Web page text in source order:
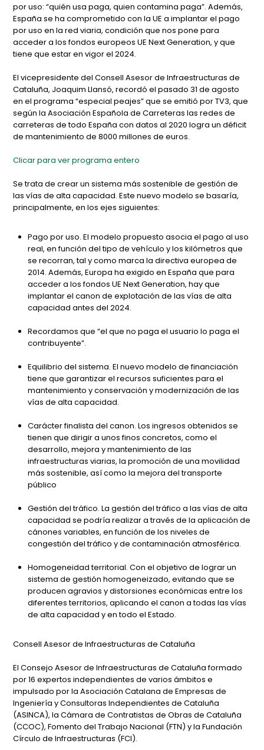
por uso: “quién usa paga, quien contamina paga”. Además,
España se ha comprometido con la UE a implantar el pago
por uso en la red viaria, condición que nos pone para
acceder a los fondos europeos UE Next Generation, y que
tiene que estar en vigor el 2024.
El vicepresidente del Consell Asesor de Infraestructuras de
Cataluña, Joaquim Llansó, recordó el pasado 31 de agosto
en el programa “especial peajes” que se emitió por TV3, que
según la Asociación Española de Carreteras las redes de
carreteras de todo España con datos al 2020 logra un déficit
de mantenimiento de 8000 millones de euros.
Clicar para ver programa entero
Se trata de crear un sistema más sostenible de gestión de
las vías de alta capacidad. Este nuevo modelo se basaría,
principalmente, en los ejes siguientes:
Pago por uso. El modelo propuesto asocia el pago al uso
real, en función del tipo de vehículo y los kilómetros que
se recorran, tal y como marca la directiva europea de
2014. Además, Europa ha exigido en España que para
acceder a los fondos UE Next Generation, hay que
implantar el canon de explotación de las vías de alta
capacidad antes del 2024.
Recordamos que “el que no paga el usuario lo paga el
contribuyente”.
Equilibrio del sistema. El nuevo modelo de financiación
tiene que garantizar el recursos suficientes para el
mantenimiento y conservación y modernización de las
vías de alta capacidad.
Carácter finalista del canon. Los ingresos obtenidos se
tienen que dirigir a unos finos concretos, como el
desarrollo, mejora y mantenimiento de las
infraestructuras viarias, la promoción de una movilidad
más sostenible, así como la mejora del transporte
público
Gestión del tráfico. La gestión del tráfico a las vías de alta
capacidad se podría realizar a través de la aplicación de
cánones variables, en función de los niveles de
congestión del tráfico y de contaminación atmosférica.
Homogeneidad territorial. Con el objetivo de lograr un
sistema de gestión homogeneizado, evitando que se
producen agravios y distorsiones económicas entre los
diferentes territorios, aplicando el canon a todas las vías
de alta capacidad y en todo el Estado.
Consell Asesor de Infraestructuras de Cataluña
El Consejo Asesor de Infraestructuras de Cataluña formado
por 16 expertos independientes de varios ámbitos e
impulsado por la Asociación Catalana de Empresas de
Ingeniería y Consultoras Independientes de Cataluña
(ASINCA), la Cámara de Contratistas de Obras de Cataluña
(CCOC), Fomento del Trabajo Nacional (FTN) y la Fundación
Círculo de Infraestructuras (FCI).